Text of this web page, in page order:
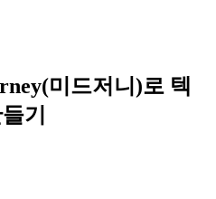
미드저니)로 텍
기